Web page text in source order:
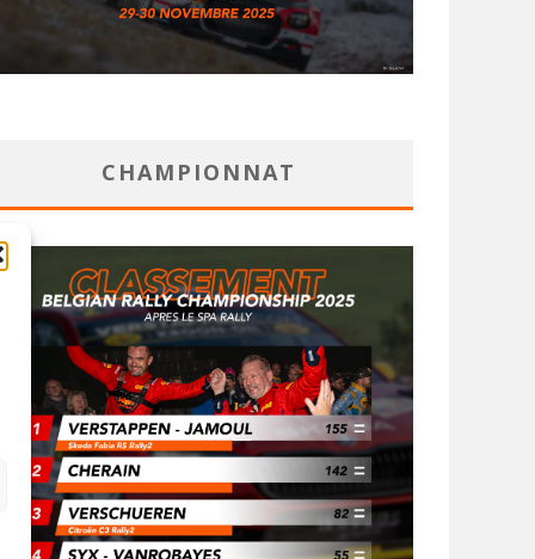
CHAMPIONNAT